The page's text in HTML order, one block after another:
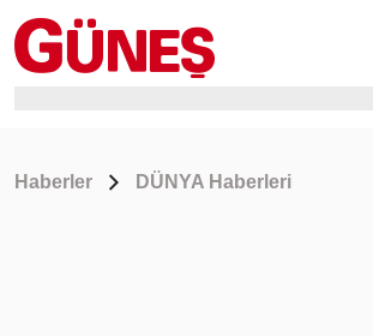
Haberler DÜNYA Haberleri